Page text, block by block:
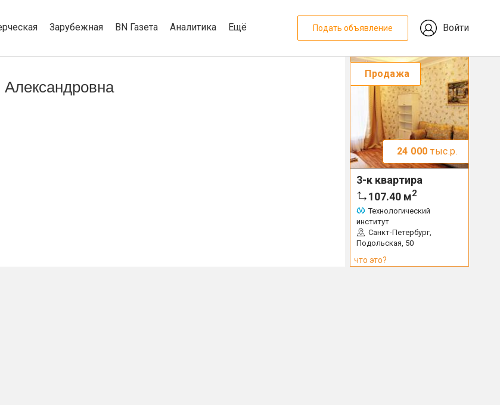
Зарубежная BN Газета Аналитика Ещё Подать объявление Войти
Продажа
24 000 тыс.р.
3-к квартира
107.40 м2
Технологический
институт
Санкт-Петербург,
Подольская, 50
что это?